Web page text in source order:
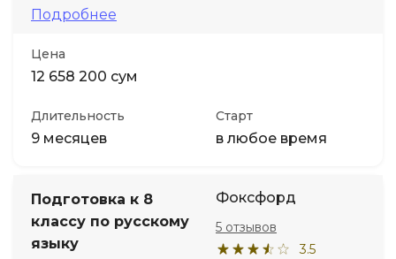
Подробнее
Цена
12 658 200 сум
Длительность
9 месяцев
Старт
в любое время
Подготовка к 8
классу по русскому
языку
Фоксфорд
3.5
5 отзывов